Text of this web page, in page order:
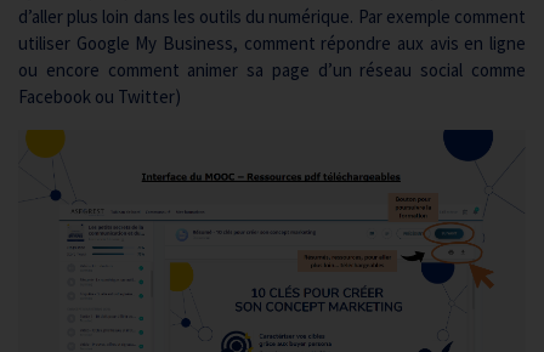
d’aller plus loin dans les outils du numérique. Par exemple comment
utiliser Google My Business, comment répondre aux avis en ligne
ou encore comment animer sa page d’un réseau social comme
Facebook ou Twitter)